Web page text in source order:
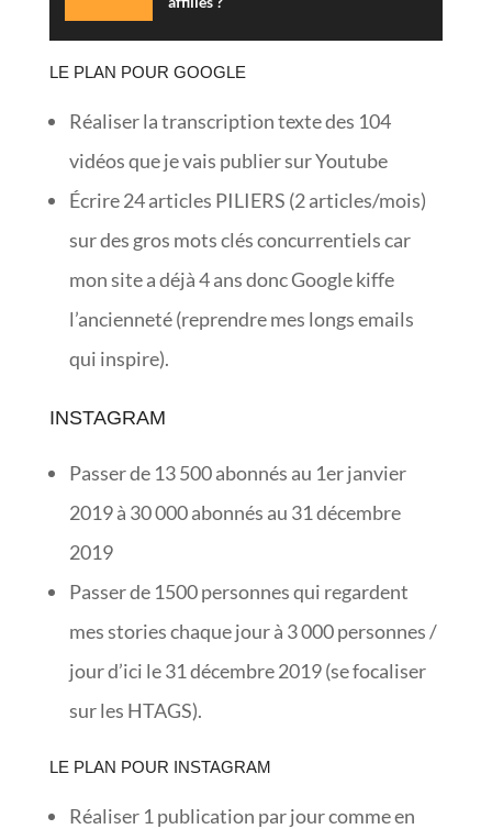
LE PLAN POUR GOOGLE
Réaliser la transcription texte des 104
vidéos que je vais publier sur Youtube
Écrire 24 articles PILIERS (2 articles/mois)
sur des gros mots clés concurrentiels car
mon site a déjà 4 ans donc Google kiffe
l’ancienneté (reprendre mes longs emails
qui inspire).
INSTAGRAM
Passer de 13 500 abonnés au 1er janvier
2019 à 30 000 abonnés au 31 décembre
2019
Passer de 1500 personnes qui regardent
mes stories chaque jour à 3 000 personnes /
jour d’ici le 31 décembre 2019 (se focaliser
sur les HTAGS).
LE PLAN POUR INSTAGRAM
Réaliser 1 publication par jour comme en